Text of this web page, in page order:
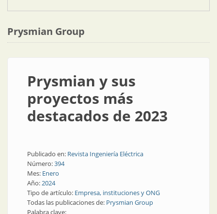
Prysmian Group
Prysmian y sus
proyectos más
destacados de 2023
Publicado en: Revista Ingeniería Eléctrica
Número:394
Mes: Enero
Año:2024
Tipo de artículo: Empresa, instituciones y ONG
Todas las publicaciones de: Prysmian Group
Palabra clave: